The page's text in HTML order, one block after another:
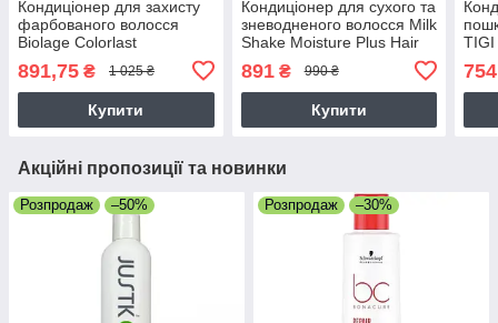
Кондиціонер для захисту
фарбованого волосся
Biolage Colorlast
891,75 ₴ 1 025 ₴
Купити
Кондиціонер для сухого та
зневодненого волосся Milk
Shake Moisture Plus Hair
891₴ 990 ₴
Купити
TIGI
Акційні пропозиції та новинки
Розпродаж –50% Розпродаж –30%